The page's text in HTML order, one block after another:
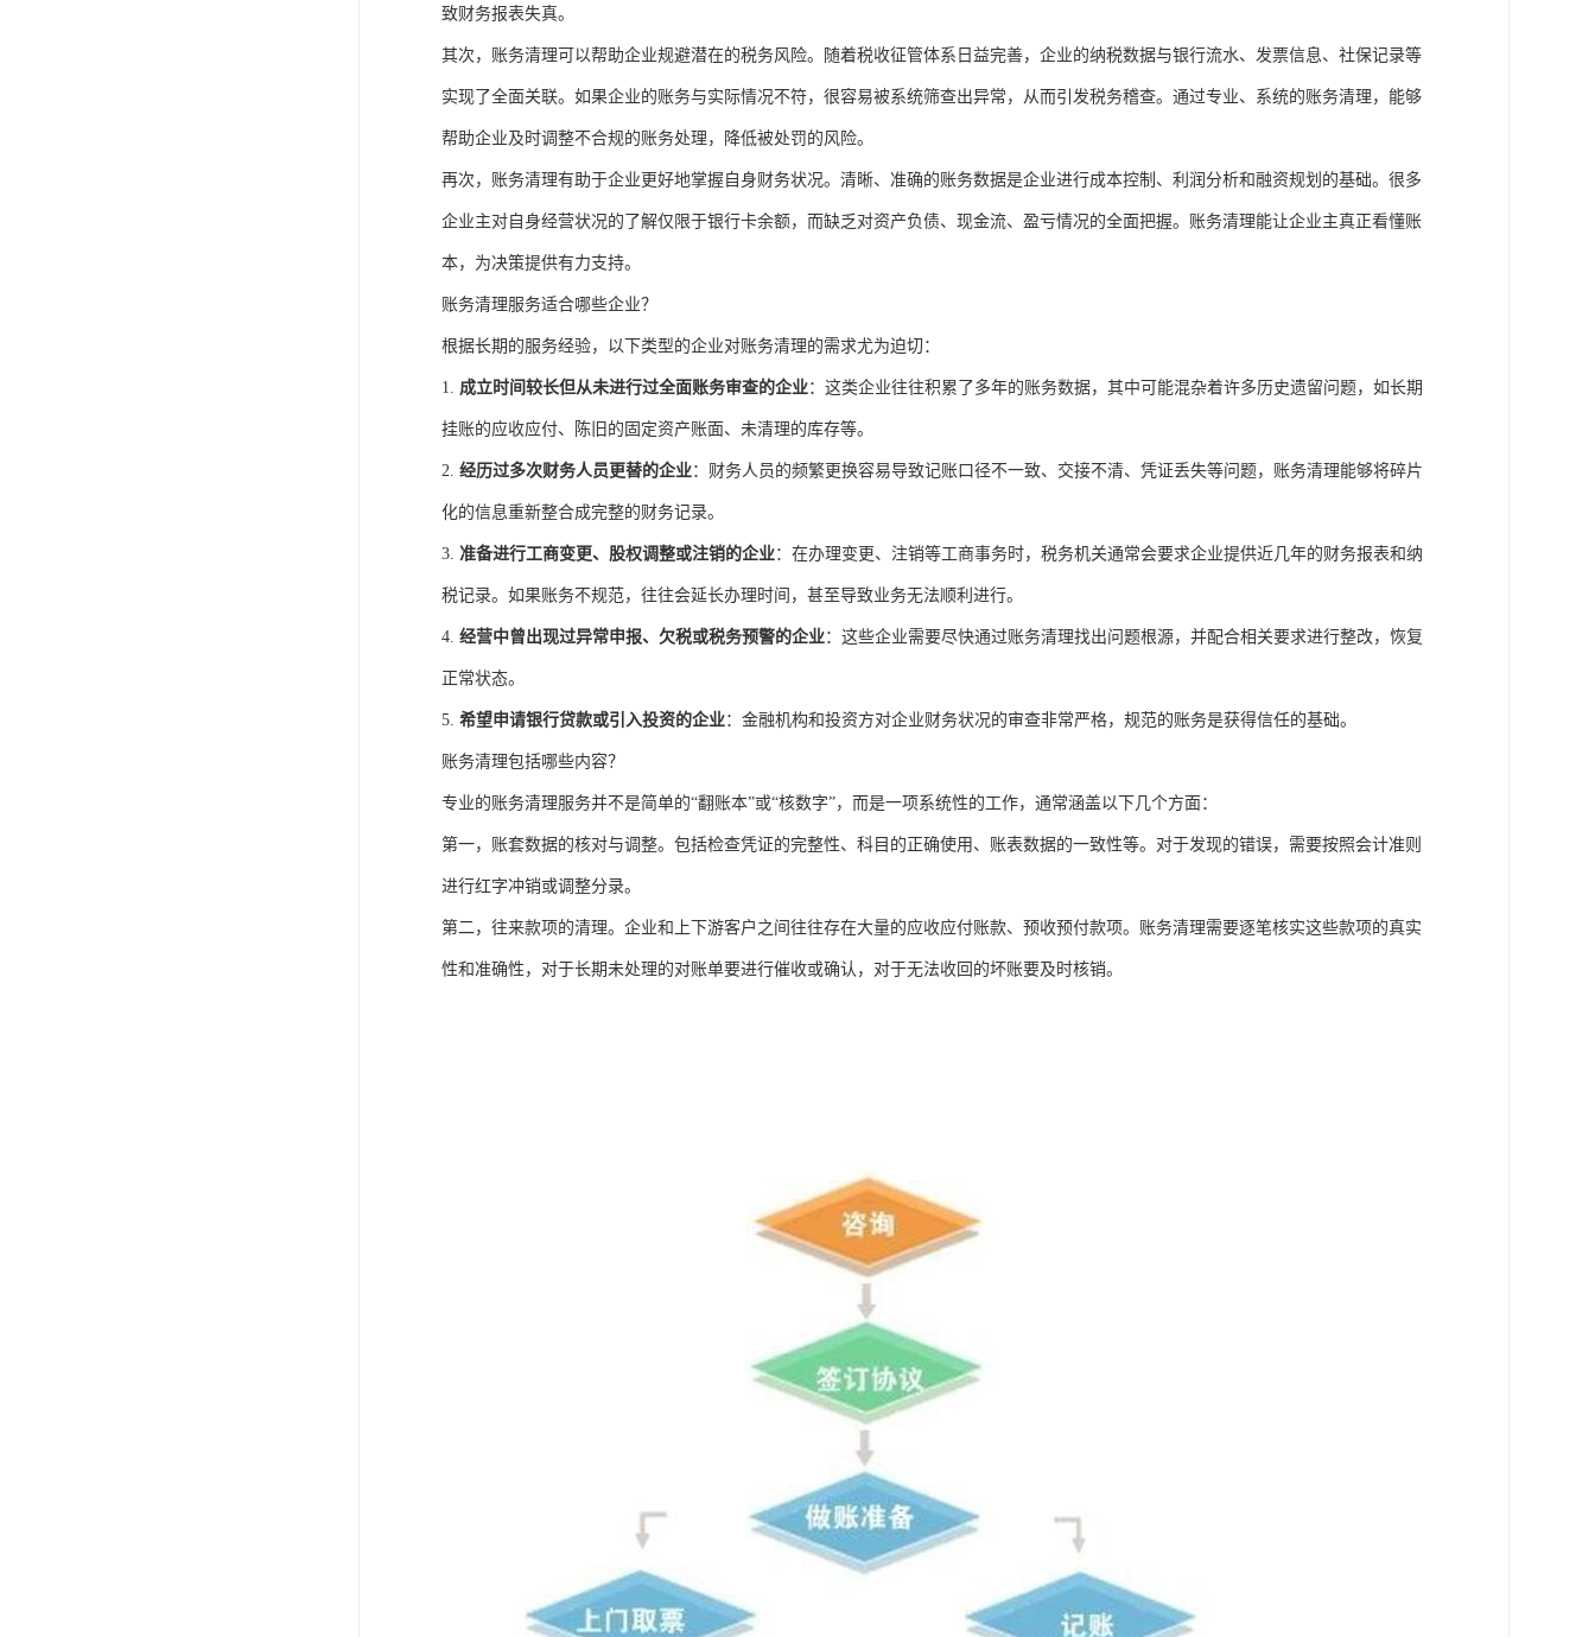
致财务报表失真。
其次，账务清理可以帮助企业规避潜在的税务风险。随着税收征管体系日益完善，企业的纳税数据与银行流水、发票信息、社保记录等
实现了全面关联。如果企业的账务与实际情况不符，很容易被系统筛查出异常，从而引发税务稽查。通过专业、系统的账务清理，能够
帮助企业及时调整不合规的账务处理，降低被处罚的风险。
再次，账务清理有助于企业更好地掌握自身财务状况。清晰、准确的账务数据是企业进行成本控制、利润分析和融资规划的基础。很多
企业主对自身经营状况的了解仅限于银行卡余额，而缺乏对资产负债、现金流、盈亏情况的全面把握。账务清理能让企业主真正看懂账
本，为决策提供有力支持。
账务清理服务适合哪些企业？
根据长期的服务经验，以下类型的企业对账务清理的需求尤为迫切：
1. 成立时间较长但从未进行过全面账务审查的企业：这类企业往往积累了多年的账务数据，其中可能混杂着许多历史遗留问题，如长期
挂账的应收应付、陈旧的固定资产账面、未清理的库存等。
2. 经历过多次财务人员更替的企业：财务人员的频繁更换容易导致记账口径不一致、交接不清、凭证丢失等问题，账务清理能够将碎片
化的信息重新整合成完整的财务记录。
3. 准备进行工商变更、股权调整或注销的企业：在办理变更、注销等工商事务时，税务机关通常会要求企业提供近几年的财务报表和纳
税记录。如果账务不规范，往往会延长办理时间，甚至导致业务无法顺利进行。
4. 经营中曾出现过异常申报、欠税或税务预警的企业：这些企业需要尽快通过账务清理找出问题根源，并配合相关要求进行整改，恢复
正常状态。
5. 希望申请银行贷款或引入投资的企业：金融机构和投资方对企业财务状况的审查非常严格，规范的账务是获得信任的基础。
账务清理包括哪些内容？
专业的账务清理服务并不是简单的“翻账本”或“核数字”，而是一项系统性的工作，通常涵盖以下几个方面：
第一，账套数据的核对与调整。包括检查凭证的完整性、科目的正确使用、账表数据的一致性等。对于发现的错误，需要按照会计准则
进行红字冲销或调整分录。
第二，往来款项的清理。企业和上下游客户之间往往存在大量的应收应付账款、预收预付款项。账务清理需要逐笔核实这些款项的真实
性和准确性，对于长期未处理的对账单要进行催收或确认，对于无法收回的坏账要及时核销。